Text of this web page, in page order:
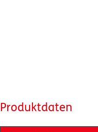
Produktdaten